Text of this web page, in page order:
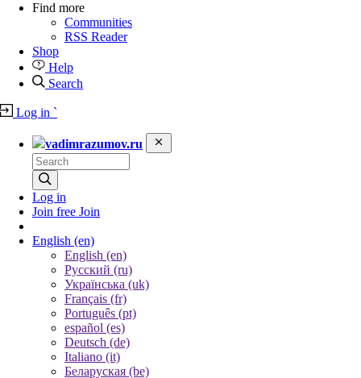
Find more
Communities
RSS Reader
Shop
Help
Search
Log in `
vadimrazumov.ru
Log in
Join free Join
English (en)
English (en)
Русский (ru)
Українська (uk)
Français (fr)
Português (pt)
español (es)
Deutsch (de)
Italiano (it)
Беларуская (be)